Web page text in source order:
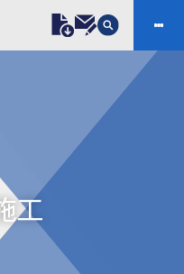
ナー 機構部品
樹脂継手、配管施工
プリント基板実装関連
会社案内
IR
工